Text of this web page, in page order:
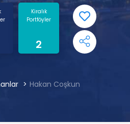
Kiralık
Portföyler
2
Hakan Coşkun